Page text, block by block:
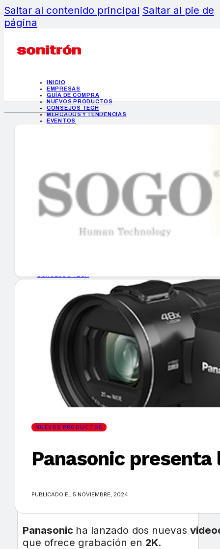
Saltar al contenido principal Saltar al pie de
página
INICIO
EMPRESAS
GUÍA DE COMPRA
NUEVOS PRODUCTOS
CONSEJOS TECH
MERCADOS Y TENDENCIAS
EVENTOS
INICIO
EMPRESAS
GUÍA DE COMPRA
MERCADOS Y TENDENCIAS
EVENTOS
HEMEROTECA
Encuentra tu noticia
NUEVOS PRODUCTOS
Panasonic presenta
PUBLICADO EL 5 NOVIEMBRE, 2024
Panasonic ha lanzado dos nuevas
que ofrece grabación en 2K.